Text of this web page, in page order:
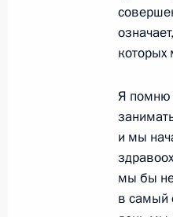
Указ о
2 марта
Я помню
и мы
мы бы не
в самый